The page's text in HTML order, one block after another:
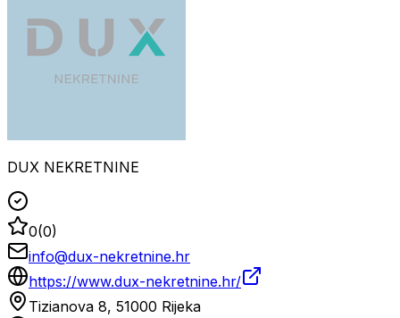
DUX NEKRETNINE
0(0)
info@dux-nekretnine.hr
https://www.dux-nekretnine.hr/
Tizianova 8, 51000 Rijeka